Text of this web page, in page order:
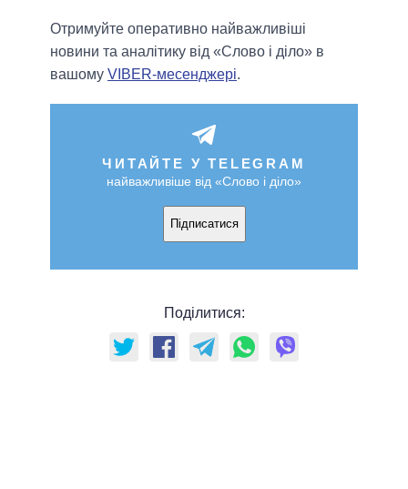
Отримуйте оперативно найважливіші
новини та аналітику від «Слово і діло» в
вашому VIBER-месенджері.
ЧИТАЙТЕ У TELEGRAM
найважливіше від «Слово і діло»
Підписатися
Поділитися: